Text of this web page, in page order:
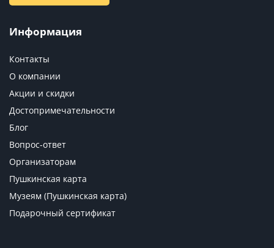
Информация
Контакты
О компании
Акции и скидки
Достопримечательности
Блог
Вопрос-ответ
Организаторам
Пушкинская карта
Музеям (Пушкинская карта)
Подарочный сертификат